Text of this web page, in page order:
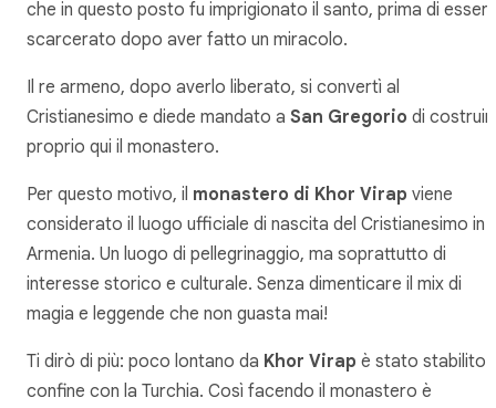
che in questo posto fu imprigionato il santo, prima di
scarcerato dopo aver fatto un miracolo.
Il re armeno, dopo averlo liberato, si convertì al
Cristianesimo e diede mandato a San Gregorio di
proprio qui il monastero.
Per questo motivo, il monastero di Khor Virap viene
considerato il luogo ufficiale di nascita del Cristianesimo in
Armenia. Un luogo di pellegrinaggio, ma soprattutto di
interesse storico e culturale. Senza dimenticare il mix di
magia e leggende che non guasta mai!
Ti dirò di più: poco lontano da Khor Virap è stato stabilito il
confine con la Turchia. Così facendo il monastero è